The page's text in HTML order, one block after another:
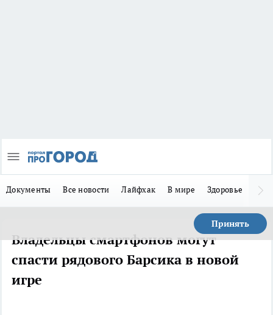
Документы Все новости Лайфхак В мире Здоровье
Принять
Владельцы смартфонов могут
спасти рядового Барсика в новой
игре